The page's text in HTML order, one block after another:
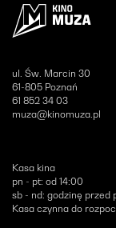
ul. Św. Marcin 30
61-805 Poznań
61 852 34 03
muza@kinomuza.pl
Kasa kina
pn - pt: od 14:00
sb - nd: godzinę przed
Kasa czynna do